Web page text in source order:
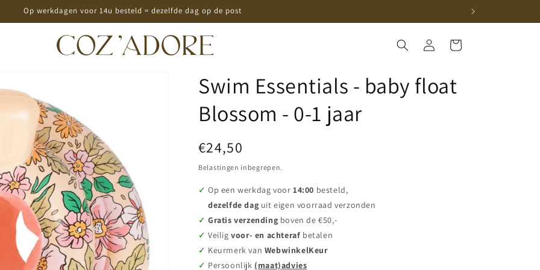
Op werkdagen voor 14u besteld = dezelfde dag op de post
InloggenWinkelwagen
Swim Essentials - baby float
Blossom - 0-1 jaar
Normale
prijs
€24,50
Belastingen inbegrepen.
Op een werkdag voor 14:00 besteld,
dezelfde dag uit eigen voorraad verzonden
Gratis verzending boven de €50,-
Veiligvoor- en achteraf betalen
Keurmerk van WebwinkelKeur
Persoonlijk (maat)advies